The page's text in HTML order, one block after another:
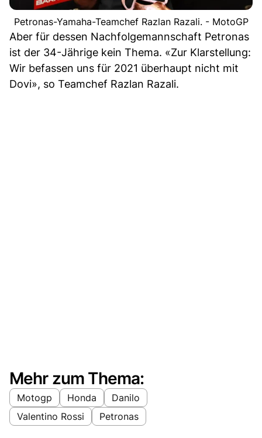
Petronas-Yamaha-Teamchef Razlan Razali. - MotoGP
Aber für dessen Nachfolgemannschaft Petronas
ist der 34-Jährige kein Thema. «Zur Klarstellung:
Wir befassen uns für 2021 überhaupt nicht mit
Dovi», so Teamchef Razlan Razali.
Mehr zum Thema:
Motogp Honda
Danilo
Valentino Rossi
Petronas